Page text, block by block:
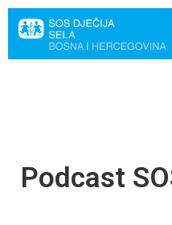
Skip
content
Podcast